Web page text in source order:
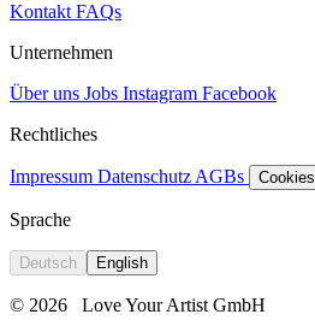
KontaktFAQs
Unternehmen
Über uns Jobs Instagram Facebook
Rechtliches
Impressum DatenschutzAGBs Cookies
Sprache
Deutsch English
© 2026 Love Your Artist GmbH